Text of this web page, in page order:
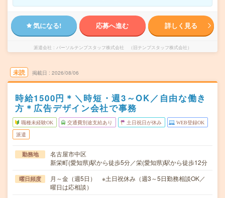
気になる! 応募へ進む 詳しく見る
派遣会社 パーソルテンプスタッフ株式会社 （旧テンプスタッフ株式会社）
未読 掲載日 2026/08/06
時給1500円＊＼時短・週3～OK／自由な働き
方＊広告デザイン会社で事務
職種未経験OK 交通費別途支給あり 土日祝日が休み WEB登録OK
派遣
勤務地
名古屋市中区
新栄町(愛知県)駅から徒歩5分／栄(愛知県)駅から徒歩12分
曜日頻度
月～金（週5日） ※土日祝休み（週3～5日勤務相談OK／
曜日は応相談）